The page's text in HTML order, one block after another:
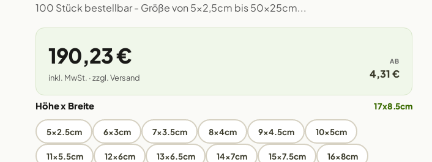
100 Stück bestellbar - Größe von 5x2,5cm bis 50x25cm...
190,23 €
inkl. MwSt. · zzgl. Versand
AB
4,31 €
Höhe x Breite 17x8.5cm
5x2.5cm 6x3cm 7x3.5cm 8x4cm 9x4.5cm 10x5cm
11x5.5cm 12x6cm 13x6.5cm 14x7cm 15x7.5cm 16x8cm